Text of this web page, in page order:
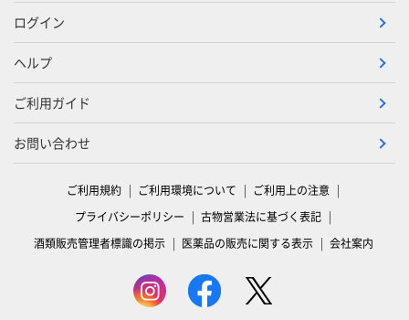
ログイン
ヘルプ
ご利用ガイド
お問い合わせ
ご利用規約 ご利用環境について
ご利用上の注意
プライバシーポリシー
古物営業法に基づく表記
酒類販売管理者標識の掲示
医薬品の販売に関する表示 会社案内